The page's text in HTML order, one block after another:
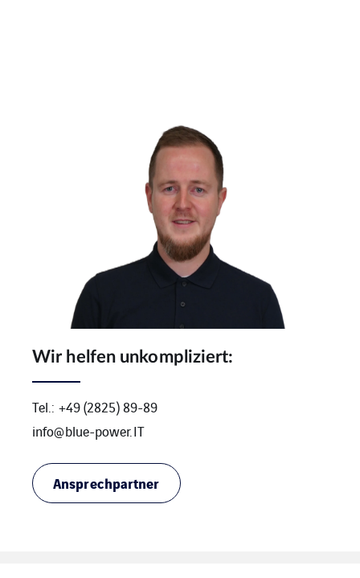
Wir helfen unkompliziert:
Tel.: +49 (2825) 89-89
info@blue-power.IT
Ansprechpartner